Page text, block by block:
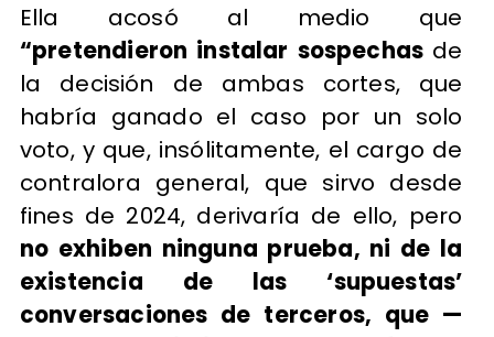
Ella acosó al medio que
“pretendieron instalar sospechas de
la decisión de ambas cortes, que
habría ganado el caso por un solo
voto, y que, insólitamente, el cargo de
contralora general, que sirvo desde
fines de 2024, derivaría de ello, pero
no exhiben ninguna prueba, ni de la
existencia de las ‘supuestas’
conversaciones de terceros, que —